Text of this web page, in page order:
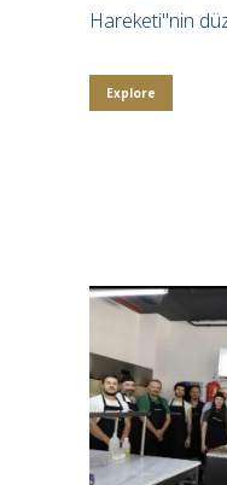
Hareketi"nin
Explore